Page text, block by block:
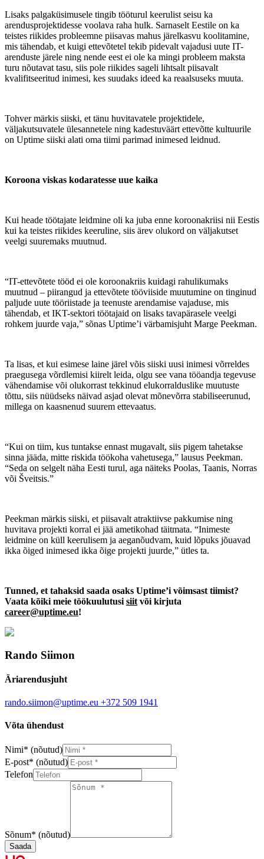
Lisaks palgaküsimusele tingib tööturul keerulist seisu ka
arendusprojektidesse voolava raha hulk. Sarnaselt Eestile on ka
teistes riikides probleemne piisavas mahus järelkasvu koolitamine,
mis tähendab, et kuigi ettevõtetel tekib pidevalt vajadusi uute IT-
arenduste järele ning nende eest ei ole ka mingi probleem maksta
turu nõutavat tasu, siis pole riikides sageli lihtsalt piisavalt
kvalifitseeritud inimesi, kes suudaks ideed ka reaalsuseks muuta.
Tohver märkis siiski, et tänu huvitavatele projektidele,
väljakutsuvatele ülesannetele ning kadestuväärt ettevõtte kultuurile
on Uptime siiski alati oma tiimi parimad inimesed leidnud.
Koroona viskas kodaratesse uue kaika
Kui heade töötajate leidmine oli ka juba enne koroonakriisi nii Eestis
kui ka teistes riikides keeruline, siis ärev olukord on väljakutset
veelgi suuremaks muutnud.
“IT-ettevõtete tööd ei ole koroonakriis kuidagi rahulikumaks
muutnud – piirangud ja ettevõtete tööviiside muutumine on tinginud
paljude uute tööriistade ja teenuste arendamise vajaduse, mis
tähendab, et IKT-sektori töötajaid on lisaks tavapärasele veelgi
rohkem juurde vaja,” sõnas Uptime’i värbamisjuht Marge Peekman.
Ta lisas, et kui esimese laine järel võis siiski uusi inimesi võrreldes
praegusega võrdlemisi kiirelt leida, olgu see vana tööandja tegevuse
vähendamise või olukorrast tekkinud elukorralduslike muutuste
tõttu, siis nüüdseks näivad asjad olevat mõnevõrra stabiliseerunud,
millega on kaasnenud suurem ettevaatus.
“Kui on tiim, kus tuntakse ennast mugavalt, siis pigem tahetakse
sinna jääda, mitte riskida töökoha vahetusega,” lausus Peekman.
“Seda on selgelt näha Eesti turul, aga näiteks Poolas, Taanis, Norras
või Šveitsis.”
Peekman märkis siiski, et piisavalt atraktiivse pakkumise ning
huvitava projekti korral ei jää ametikohad täitmata. “Inimeste
leidmine on küll keerulisem ja aeganõudvam, kuid lõpuks jõuavad
ikka õiged inimesed ikka õige projekti juurde,” ütles ta.
Tunned, et tahaksid saada osaks Uptime’i võimsast tiimist?
Vaata kõiki meie töökuulutusi siit või kirjuta
career@uptime.eu!
Rando Siimon
Äriarendusjuht
rando.siimon@uptime.eu +372 509 1941
Võta ühendust
Nimi* (nõutud)
E-post* (nõutud)
Telefon
Sõnum* (nõutud)
Saada